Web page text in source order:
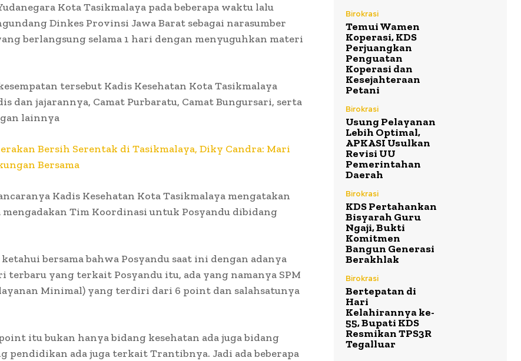
Kota Tasikmalaya pada beberapa waktu lalu
Dinkes Provinsi Jawa Barat sebagai narasumber
berlangsung selama 1 hari dengan menyuguhkan materi
tersebut Kadis Kesehatan Kota Tasikmalaya
dan jajarannya, Camat Purbaratu, Camat Bungursari, serta
lainnya
Bersih Serentak di Tasikmalaya, Diky Candra: Mari
Bersama
Kadis Kesehatan Kota Tasikmalaya mengatakan
Tim Koordinasi untuk Posyandu dibidang
bersama bahwa Posyandu saat ini dengan adanya
terbaru yang terkait Posyandu itu, ada yang namanya SPM
Minimal) yang terdiri dari 6 point dan salahsatunya
itu bukan hanya bidang kesehatan ada juga bidang
pendidikan ada juga terkait Trantibnya. Jadi ada beberapa
Birokrasi
Temui Wamen
Koperasi, KDS
Perjuangkan
Penguatan
Koperasi dan
Kesejahteraan
Petani
Birokrasi
Usung Pelayanan
Lebih Optimal,
APKASI Usulkan
Revisi UU
Pemerintahan
Daerah
Birokrasi
KDS Pertahankan
Bisyarah Guru
Ngaji, Bukti
Komitmen
Bangun Generasi
Berakhlak
Birokrasi
Bertepatan di
Hari
Kelahirannya ke-
55, Bupati KDS
Resmikan TPS3R
Tegalluar